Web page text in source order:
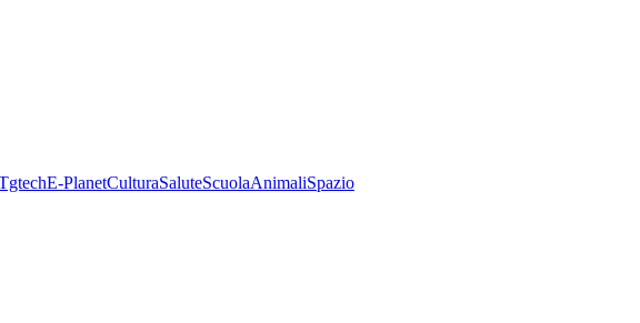
E-PlanetCulturaSaluteScuolaAnimaliSpazio